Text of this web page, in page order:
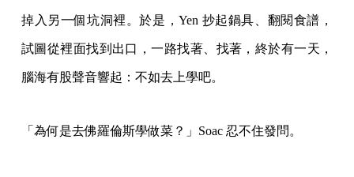
掉入另一個坑洞裡。於是，Yen 抄起鍋具、翻閱食譜，
試圖從裡面找到出口，一路找著、找著，終於有一天，
腦海有股聲音響起：不如去上學吧。
「為何是去佛羅倫斯學做菜？」Soac 忍不住發問。